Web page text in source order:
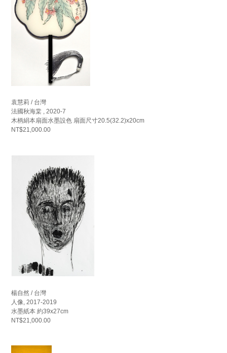
袁慧莉 / 台灣
法國秋海棠 , 2020-7
木柄絹本扇面水墨設色 扇面尺寸20.5(32.2)x20cm
NT$21,000.00
楊自然 / 台灣
人像, 2017-2019
水墨紙本 約39x27cm
NT$21,000.00